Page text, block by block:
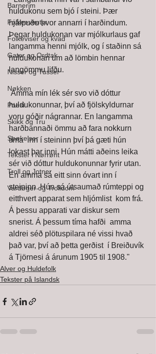
Barnerim
Folkeeventyr
Folkeviser og kvad
Gater og Ordtak
Nisser og Tusser
Nøkken
Poesi
Skikk og Tru
Spøkelser
Tekster i Nørrønt
Troll og Jotner
Vardøger og Trolldom
huldukonu sem bjó í steini. Þær
hjálpuðu hvor annarri í harðindum.
Þegar huldukonan var mjólkurlaus gaf
langamma henni mjólk, og í staðinn sá
huldukonan um að lömbin hennar
langömmu lifðu.
Amma mín lék sér svo við dóttur
huldukonunnar, því að fjölskyldurnar
voru góðir nágrannar. En langamma
harðbannaði ömmu að fara nokkurn
tíma  inn í steininn því þá gæti hún
lokast þar inni. Hún mátti aðeins leika
sér við dóttur huldukonunnar fyrir utan.
En amma sá eitt sinn óvart inn í
steininn. Hún sá útsaumað rúmteppi og
eitthvert apparat sem hljómlist  kom frá.
Á þessu apparati var diskur sem
snerist. Á þessum tíma hafði  amma
aldrei séð plötuspilara né vissi hvað
það var, því að þetta gerðist  í Breiðuvík
á Tjörnesi á árunum 1905 til 1908."
Alver og Huldefolk
Tekster på Islandsk